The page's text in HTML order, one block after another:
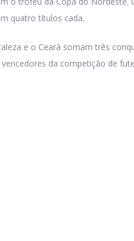
quatro títulos cada.
e o Ceará somam três
da competição de